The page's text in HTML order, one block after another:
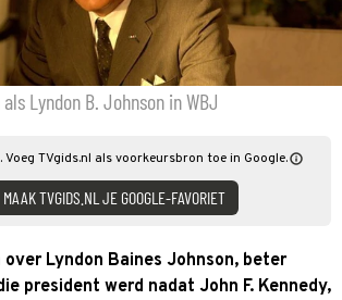
Lyndon B. Johnson in WBJ
Voeg TVgids.nl als voorkeursbron toe in Google.
MAAK TVGIDS.NL JE GOOGLE-FAVORIET
Lyndon Baines Johnson, beter
president werd nadat John F. Kennedy,